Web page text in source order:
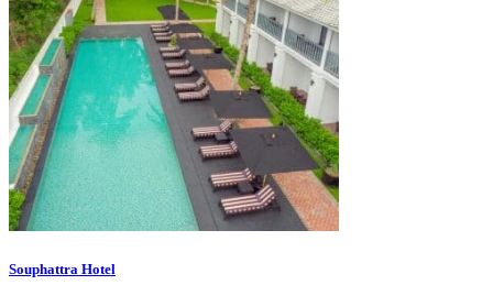
Souphattra Hotel